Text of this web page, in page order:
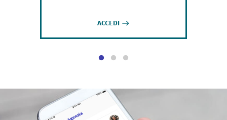
ACCEDI east